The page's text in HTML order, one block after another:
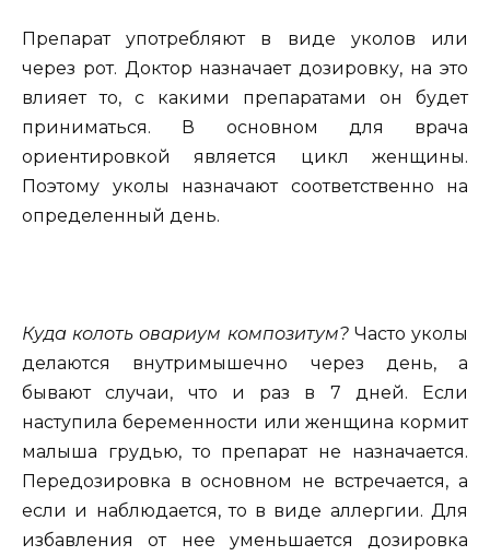
Препарат употребляют в виде уколов или
через рот. Доктор назначает дозировку, на это
влияет то, с какими препаратами он будет
приниматься. В основном для врача
ориентировкой является цикл женщины.
Поэтому уколы назначают соответственно на
определенный день.
Куда колоть овариум композитум?Часто уколы
делаются внутримышечно через день, а
бывают случаи, что и раз в 7 дней. Если
наступила беременности или женщина кормит
малыша грудью, то препарат не назначается.
Передозировка в основном не встречается, а
если и наблюдается, то в виде аллергии. Для
избавления от нее уменьшается дозировка